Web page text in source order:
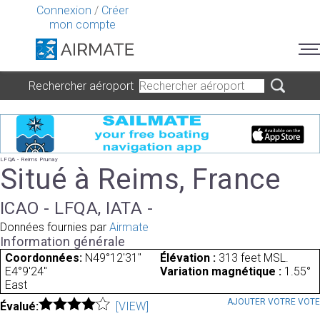
Connexion / Créer
mon compte
Rechercher aéroport
LFQA - Reims Prunay
Situé à Reims, France
ICAO - LFQA, IATA -
Données fournies par Airmate
Information générale
Coordonnées: N49°12'31"
E4°9'24"
Élévation : 313 feet MSL.
Variation magnétique : 1.55°
East
Évalué:
[VIEW] AJOUTER VOTRE VOTE